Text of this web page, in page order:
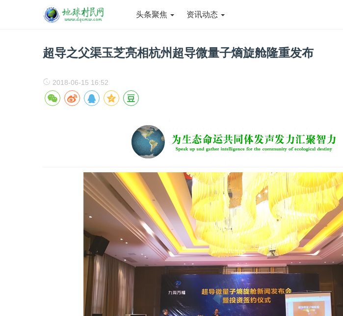
头条聚焦 资讯动态
超导之父渠玉芝亮相杭州超导微量子熵旋舱隆重发布
2018-06-15 16:52